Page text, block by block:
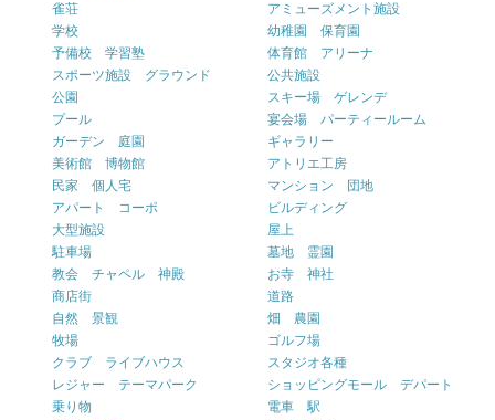
雀荘
アミューズメント施設
学校
幼稚園 保育園
予備校 学習塾
体育館 アリーナ
スポーツ施設 グラウンド
公共施設
公園
スキー場 ゲレンデ
プール
宴会場 パーティールーム
ガーデン 庭園
ギャラリー
美術館 博物館
アトリエ工房
民家 個人宅
マンション 団地
アパート コーポ
ビルディング
大型施設
屋上
駐車場
墓地 霊園
教会 チャペル 神殿
お寺 神社
商店街
道路
自然 景観
畑 農園
牧場
ゴルフ場
クラブ ライブハウス
スタジオ各種
レジャー テーマパーク
ショッピングモール デパート
乗り物
電車 駅